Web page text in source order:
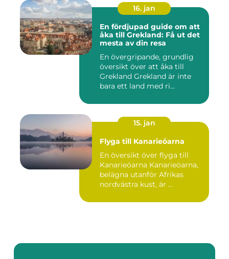
16. jan
En fördjupad guide om att
åka till Grekland: Få ut det
mesta av din resa
En övergripande, grundlig
översikt över att åka till
Grekland Grekland är inte
bara ett land med ri...
15. jan
Flyga till Kanarieöarna
En översikt över flyga till
Kanarieöarna Kanarieöarna,
belägna utanför Afrikas
nordvästra kust, är ...